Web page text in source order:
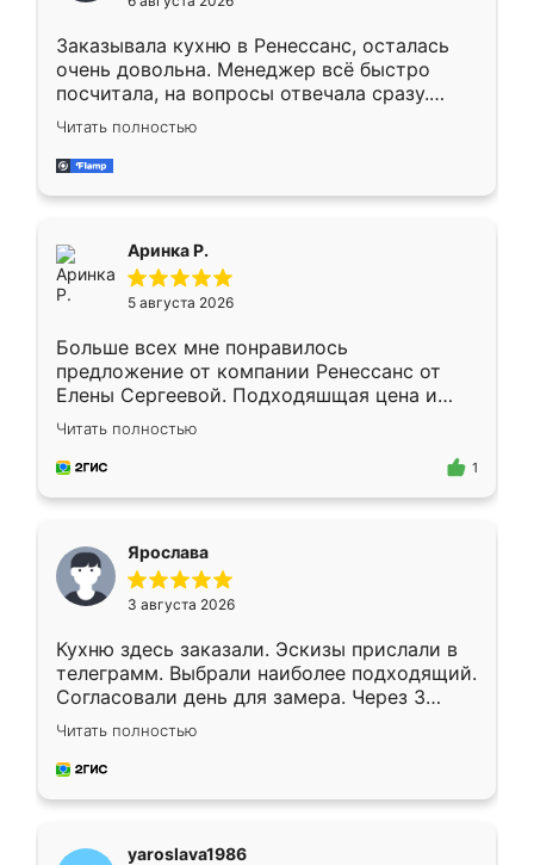
мебели буду заказывать только здесь.
Заказывала кухню в Ренессанс, осталась
очень довольна. Менеджер всё быстро
посчитала, на вопросы отвечала сразу.
Замерщик приехал в субботу, подошёл к
делу со всей ответственностью. Собрали
за день, ребята работали аккуратно, даже
Читать полностью
Аринка Р.
5 августа 2026
Больше всех мне понравилось
предложение от компании Ренессанс от
Елены Сергеевой. Подходяшщая цена и
короткие сроки изготовления. Приехавший
для замера сотрудник Владислав
предложил по моему эскизу самый
Читать полностью
1
Ярослава
3 августа 2026
Кухню здесь заказали. Эскизы прислали в
телеграмм. Выбрали наиболее подходящий.
Согласовали день для замера. Через 3
недели кухня была уже готова. Остались
довольны работой. Спасибо Ренессанс
мебель за качественную работу!
Читать полностью
yaroslava1986